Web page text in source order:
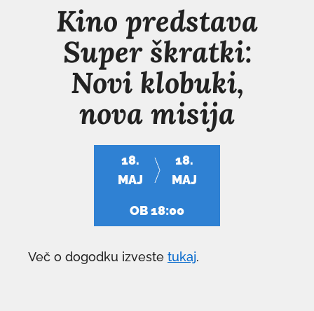
Kino predstava
Super škratki:
Novi klobuki,
nova misija
18.
MAJ
18.
MAJ
OB 18:00
Več o dogodku izveste tukaj.